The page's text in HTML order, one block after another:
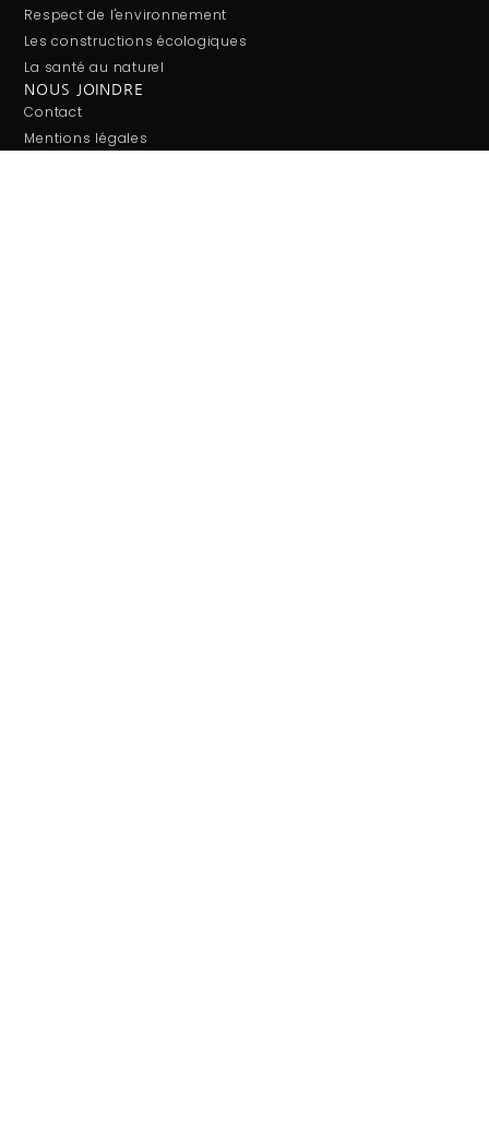
Respect de l'environnement
Les constructions écologiques
La santé au naturel
NOUS JOINDRE
Contact
Mentions légales